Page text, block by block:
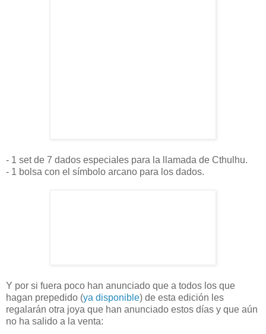
- 1 set de 7 dados especiales para la llamada de Cthulhu.
- 1 bolsa con el símbolo arcano para los dados.
Y por si fuera poco han anunciado que a todos los que
hagan prepedido (ya disponible) de esta edición les
regalarán otra joya que han anunciado estos días y que aún
no ha salido a la venta: